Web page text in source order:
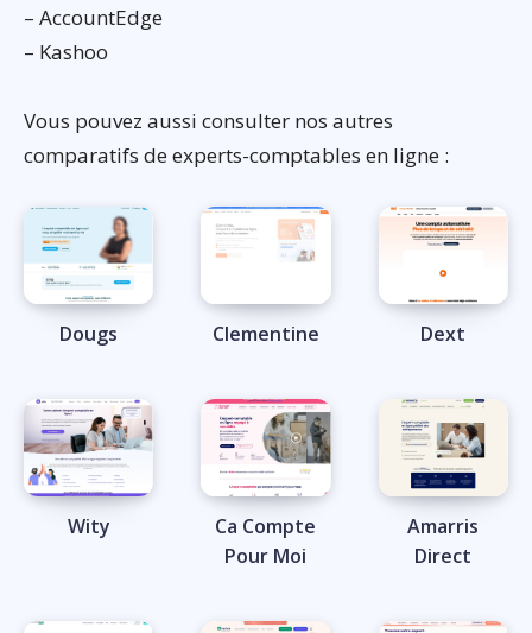
– AccountEdge
– Kashoo
Vous pouvez aussi consulter nos autres
comparatifs de experts-comptables en ligne :
Dougs Clementine Dext
Wity
Ca Compte
Pour Moi
Amarris
Direct